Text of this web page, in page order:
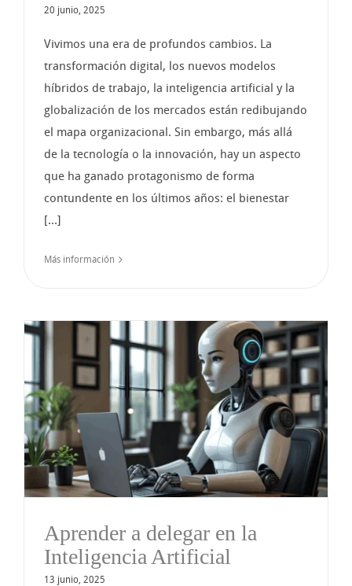
20 junio, 2025
Vivimos una era de profundos cambios. La
transformación digital, los nuevos modelos
híbridos de trabajo, la inteligencia artificial y la
globalización de los mercados están redibujando
el mapa organizacional. Sin embargo, más allá
de la tecnología o la innovación, hay un aspecto
que ha ganado protagonismo de forma
contundente en los últimos años: el bienestar
[...]
Más información
Aprender a delegar en la
Inteligencia Artificial
13 junio, 2025